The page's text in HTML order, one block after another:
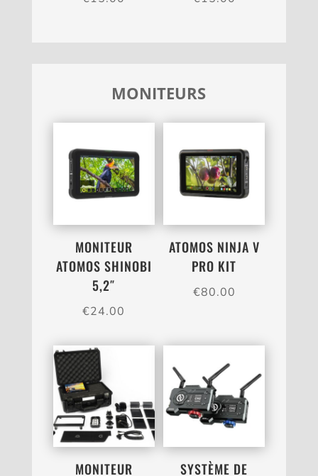
MONITEURS
MONITEUR
ATOMOS SHINOBI
5,2″
€24.00
ATOMOS NINJA V
PRO KIT
€80.00
MONITEUR
SYSTÈME DE